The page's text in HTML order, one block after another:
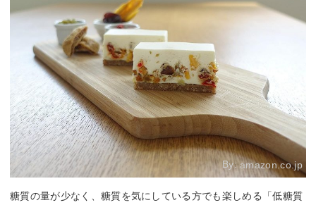
By:amazon.co.jp
糖質の量が少なく、糖質を気にしている方でも楽しめる「低糖質